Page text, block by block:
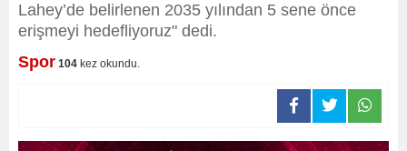
Lahey’de belirlenen 2035 yılından 5 sene önce
erişmeyi hedefliyoruz" dedi.
Spor 104 kez okundu.